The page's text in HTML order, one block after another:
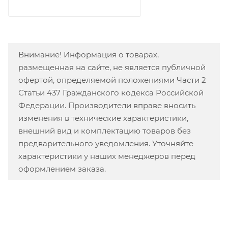
Внимание! Информация о товарах,
размещенная на сайте, не является публичной
офертой, определяемой положениями Части 2
Статьи 437 Гражданского кодекса Российской
Федерации. Производители вправе вносить
изменения в технические характеристики,
внешний вид и комплектацию товаров без
предварительного уведомления. Уточняйте
характеристики у наших менеджеров перед
оформлением заказа.